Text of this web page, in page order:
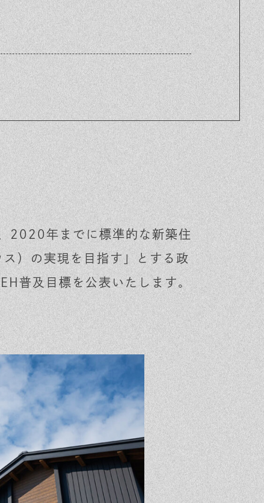
2020年までに標準的な新築住
）の実現を目指す」とする政
普及目標を公表いたします。